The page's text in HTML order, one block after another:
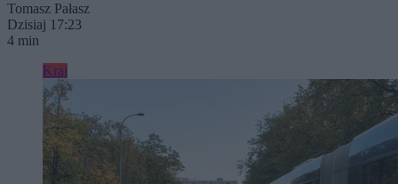
Tomasz Pałasz
Dzisiaj 17:23
4 min
Kraj